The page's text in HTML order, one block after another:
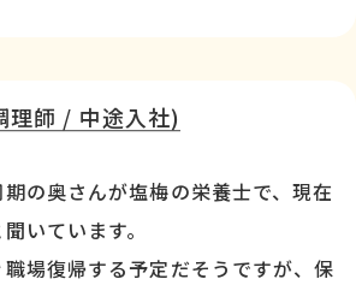
理師 / 中途入社)
の奥さんが塩梅の栄養士で、現在
いています。
場復帰する予定だそうですが、保